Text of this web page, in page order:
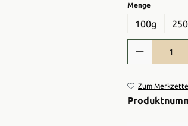
Mengeauswählen
100g
Produkt
Zum